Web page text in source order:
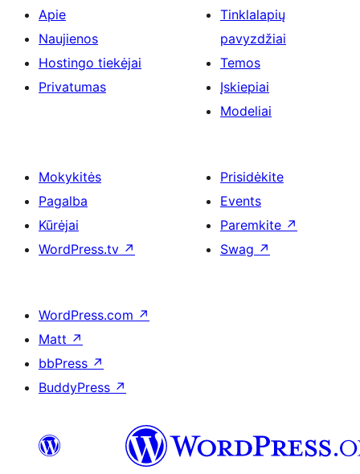
Apie
Naujienos
Hostingo tiekėjai
Privatumas
Tinklalapių
pavyzdžiai
Temos
Įskiepiai
Modeliai
Mokykitės
Pagalba
Kūrėjai
WordPress.tv ↗
Prisidėkite
Events
Paremkite ↗
Swag ↗
WordPress.com ↗
Matt ↗
bbPress ↗
BuddyPress ↗